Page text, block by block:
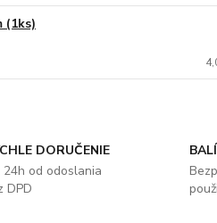
(1ks)
DORUČENIE
24h od odoslania
DPD